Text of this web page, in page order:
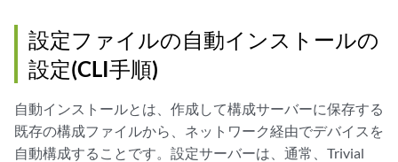
設定ファイルの自動インストールの
設定(CLI手順)
自動インストールとは、作成して構成サーバーに保存する
既存の構成ファイルから、ネットワーク経由でデバイスを
自動構成することです。設定サーバーは、通常、Trivial